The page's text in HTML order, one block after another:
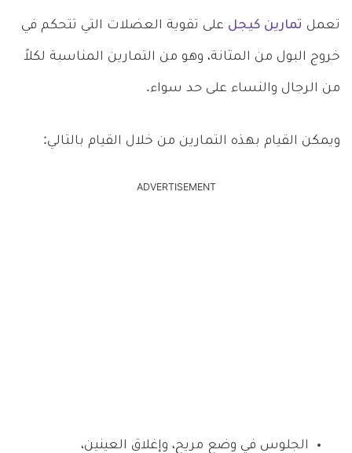
تعمل تمارين كيجل على تقوية العضلات التي تتحكم في
خروج البول من المثانة، وهو من التمارين المناسبة لكلاً
من الرجال والنساء على حد سواء.
ويمكن القيام بهذه التمارين من خلال القيام بالتالي:
ADVERTISEMENT
الجلوس في وضع مريح، وإغلاق العينين،